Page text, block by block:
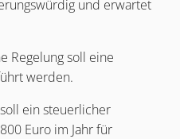
und erwartet
Regelung soll eine
werden.
ein steuerlicher
Euro im Jahr für